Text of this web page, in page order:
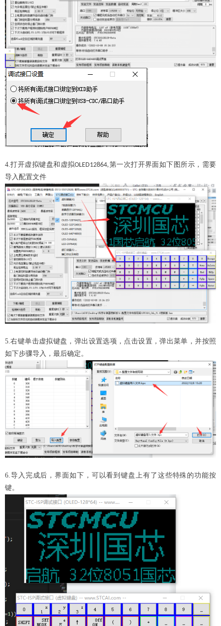
4.打开虚拟键盘和虚拟OLED12864,第一次打开界面如下图所示，需要
导入配置文件
5.右键单击虚拟键盘，弹出设置选项，点击设置，弹出菜单，并按照
如下步骤导入，最后确定。
6.导入完成后，界面如下，可以看到键盘上有了这些特殊的功能按
键。